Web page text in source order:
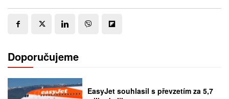
Doporučujeme
EasyJet souhlasil s převzetím za 5,7